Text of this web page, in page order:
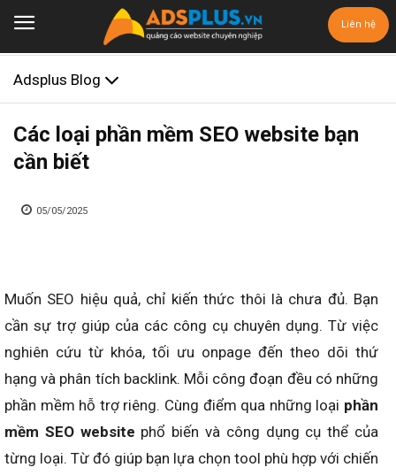
Liên hệ
Adsplus Blog
Các loại phần mềm SEO website bạn
cần biết
05/05/2025
Muốn SEO hiệu quả, chỉ kiến thức thôi là chưa đủ. Bạn
cần sự trợ giúp của các công cụ chuyên dụng. Từ việc
nghiên cứu từ khóa, tối ưu onpage đến theo dõi thứ
hạng và phân tích backlink. Mỗi công đoạn đều có những
phần mềm hỗ trợ riêng. Cùng điểm qua những loại phần
mềm SEO website phổ biến và công dụng cụ thể của
từng loại. Từ đó giúp bạn lựa chọn tool phù hợp với chiến